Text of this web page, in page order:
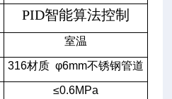
PID智能算法控制
室温
316材质 φ6mm不锈钢管道
≤0.6MPa